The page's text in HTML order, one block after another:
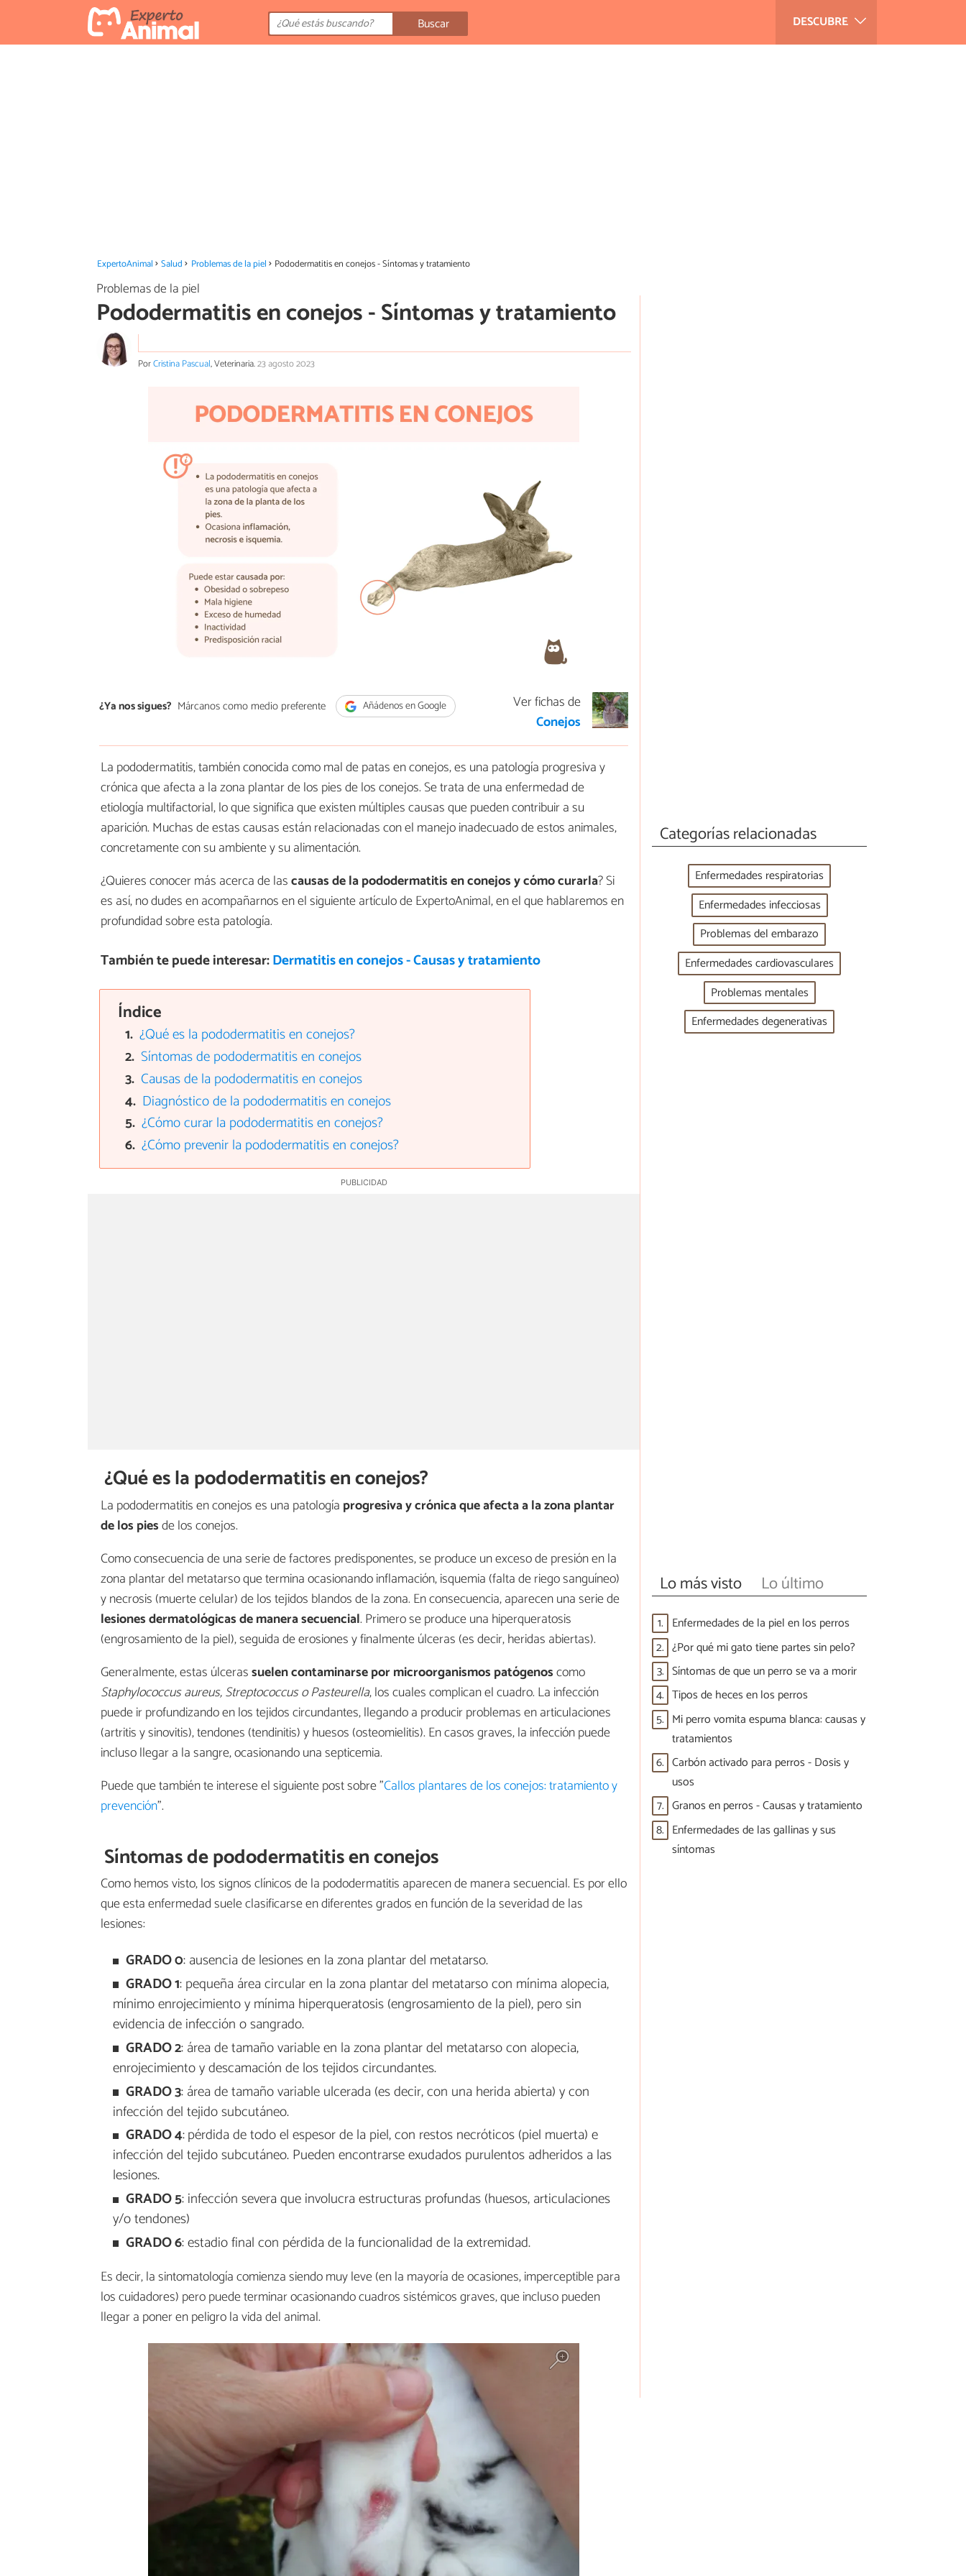
DESCUBRE
Buscar
ExpertoAnimal Salud Problemas de la piel Pododermatitis en conejos - Síntomas y tratamiento
Problemas de la piel
Pododermatitis en conejos - Síntomas y tratamiento
PorCristina Pascual, Veterinaria.23 agosto 2023
¿Ya nos sigues? Márcanos como medio preferente Añádenos en Google
Ver fichas de
Conejos
La pododermatitis, también conocida como mal de patas en conejos, es una patología progresiva y
crónica que afecta a la zona plantar de los pies de los conejos. Se trata de una enfermedad de
etiología multifactorial, lo que significa que existen múltiples causas que pueden contribuir a su
aparición. Muchas de estas causas están relacionadas con el manejo inadecuado de estos animales,
concretamente con su ambiente y su alimentación.
¿Quieres conocer más acerca de lascausas de lapododermatitis en conejos y cómo curarla? Si
es así, no dudes en acompañarnos en el siguiente artículo de ExpertoAnimal, en el que hablaremos en
profundidad sobre esta patología.
También te puede interesar:Dermatitis en conejos - Causas y tratamiento
Índice
¿Qué es la pododermatitis en conejos?
Síntomas de pododermatitis en conejos
Causas de la pododermatitis en conejos
Diagnóstico de la pododermatitis en conejos
¿Cómo curar la pododermatitis en conejos?
¿Cómo prevenir la pododermatitis en conejos?
¿Qué es la pododermatitis en conejos?
La pododermatitis en conejos es una patología progresiva y crónica que afecta a la zona plantar
de los piesde los conejos.
Como consecuencia de una serie de factores predisponentes, se produce un exceso de presión en la
zona plantar del metatarso que termina ocasionando inflamación, isquemia (falta de riego sanguíneo)
y necrosis (muerte celular) de los tejidos blandos de la zona. En consecuencia, aparecen una serie de
lesiones dermatológicas de manera secuencial. Primero se produce una hiperqueratosis
(engrosamiento de la piel), seguida de erosiones y finalmente úlceras (es decir, heridas abiertas).
Generalmente, estas úlcerassuelen contaminarse por microorganismos patógenoscomo
Staphylococcus aureus, Streptococcus o Pasteurella, los cuales complican el cuadro. La infección
puede ir profundizando en los tejidos circundantes, llegando a producir problemas en articulaciones
(artritis y sinovitis), tendones (tendinitis) y huesos (osteomielitis). En casos graves, la infección puede
incluso llegar a la sangre, ocasionando una septicemia.
Puede que también te interese el siguiente post sobre "Callos plantares de los conejos: tratamiento y
prevención".
Síntomas de pododermatitis en conejos
Como hemos visto, los signos clínicos de la pododermatitis aparecen de manera secuencial. Es por ello
que esta enfermedad suele clasificarse en diferentes grados en función de la severidad de las
lesiones:
GRADO 0: ausencia de lesiones en la zona plantar del metatarso.
GRADO 1: pequeña área circular en la zona plantar del metatarso con mínima alopecia,
mínimo enrojecimiento y mínima hiperqueratosis (engrosamiento de la piel), pero sin
evidencia de infección o sangrado.
GRADO 2: área de tamaño variable en la zona plantar del metatarso con alopecia,
enrojecimiento y descamación de los tejidos circundantes.
GRADO 3: área de tamaño variable ulcerada (es decir, con una herida abierta) y con
infección del tejido subcutáneo.
GRADO 4:pérdida de todo el espesor de la piel, con restos necróticos (piel muerta) e
infección del tejido subcutáneo. Pueden encontrarse exudados purulentos adheridos a las
lesiones.
GRADO 5: infección severa que involucra estructuras profundas (huesos, articulaciones
y/o tendones)
GRADO 6: estadio final con pérdida de la funcionalidad de la extremidad.
Es decir, la sintomatología comienza siendo muy leve (en la mayoría de ocasiones, imperceptible para
los cuidadores) pero puede terminar ocasionando cuadros sistémicos graves, que incluso pueden
llegar a poner en peligro la vida del animal.
Categorías relacionadas
Enfermedades respiratorias
Enfermedades infecciosas
Problemas del embarazo
Enfermedades cardiovasculares
Problemas mentales
Enfermedades degenerativas
Lo más visto Lo último
1. Enfermedades de la piel en los perros
2. ¿Por qué mi gato tiene partes sin pelo?
3. Síntomas de que un perro se va a morir
4. Tipos de heces en los perros
5. Mi perro vomita espuma blanca: causas y
tratamientos
6. Carbón activado para perros - Dosis y
usos
7. Granos en perros - Causas y tratamiento
8. Enfermedades de las gallinas y sus
síntomas